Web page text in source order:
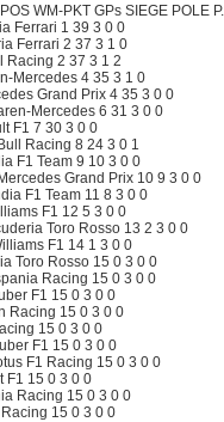
WM-PKT GPs SIEGE POLE P.
Ferrari 1 39 3 0 0
Ferrari 2 37 3 1 0
Racing 2 37 3 1 2
Mercedes 4 35 3 1 0
Grand Prix 4 35 3 0 0
Mercedes 6 31 3 0 0
F1 7 30 3 0 0
Racing 8 24 3 0 1
F1 Team 9 10 3 0 0
Grand Prix 10 9 3 0 0
F1 Team 11 8 3 0 0
F1 12 5 3 0 0
Toro Rosso 13 2 3 0 0
F1 14 1 3 0 0
Toro Rosso 15 0 3 0 0
Racing 15 0 3 0 0
F1 15 0 3 0 0
Racing 15 0 3 0 0
15 0 3 0 0
F1 15 0 3 0 0
F1 Racing 15 0 3 0 0
F1 15 0 3 0 0
Racing 15 0 3 0 0
15 0 3 0 0